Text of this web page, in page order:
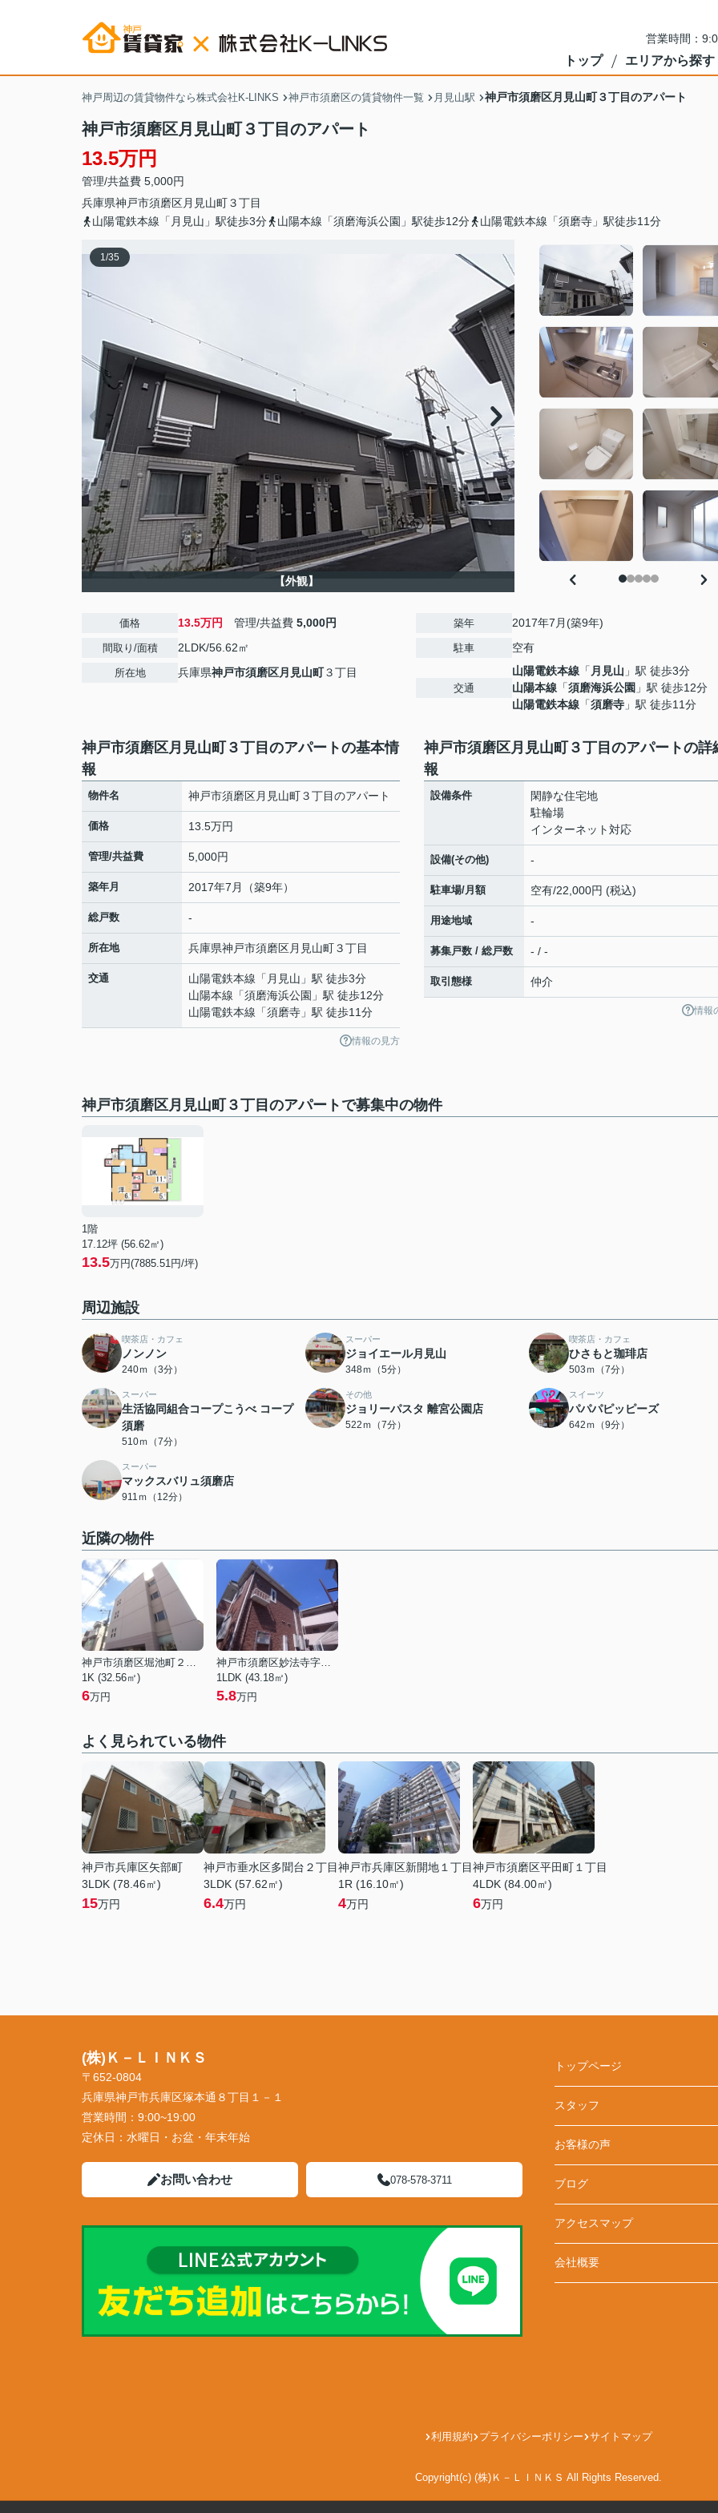
営業時間：
トップ エリアから探す
神戸周辺の賃貸物件なら株式会社K-LINKS 神戸市須磨区の賃貸物件一覧 月見山駅 神戸市須磨区月見山町３丁目のアパート
神戸市須磨区月見山町３丁目のアパート
13.5万円
管理/共益費 5,000円
兵庫県神戸市須磨区月見山町３丁目
山陽電鉄本線「月見山」駅徒歩3分
山陽本線「須磨海浜公園」駅徒歩12分 山陽電鉄本線「須磨寺」駅徒歩11分
1/35
【外観】
価格 13.5万円 管理/共益費 5,000円
間取り/面積 2LDK/56.62㎡
所在地 兵庫県神戸市須磨区月見山町３丁目
築年 2017年7月(築9年)
駐車 空有
交通
山陽電鉄本線 「 月見山 」駅 徒歩3分
山陽本線 「須磨海浜公園 」駅 徒歩12分
山陽電鉄本線 「須磨寺 」駅 徒歩11分
神戸市須磨区月見山町３丁目のアパートの基本情
報
物件名 神戸市須磨区月見山町３丁目のアパート
価格 13.5万円
管理/共益費 5,000円
築年月 2017年7月（築9年）
総戸数 -
所在地 兵庫県神戸市須磨区月見山町３丁目
交通 山陽電鉄本線 「 月見山 」駅 徒歩3分
山陽本線 「須磨海浜公園 」駅 徒歩12分
山陽電鉄本線 「須磨寺 」駅 徒歩11分
情報の見方
神戸市須磨区月見山町３丁目のアパートの詳
報
設備条件
閑静な住宅地
駐輪場
インターネット対応
設備(その他) -
駐車場/月額 空有/22,000円 (税込)
用途地域 -
募集戸数 / 総戸数 - / -
取引態様 仲介
情報
神戸市須磨区月見山町３丁目のアパートで募集中の物件
1階
17.12坪 (56.62㎡)
13.5万円(7885.51円/坪)
周辺施設
喫茶店・カフェ
ノンノン
240ｍ（3分）
スーパー
ジョイエール月見山
348ｍ（5分）
喫茶店・カフェ
ひさもと珈琲店
503ｍ（7分）
スーパー
生活協同組合コープこうべ コープ
須磨
510ｍ（7分）
その他
ジョリーパスタ 離宮公園店
522ｍ（7分）
スイーツ
パパパピッピーズ
642ｍ（9分）
スーパー
マックスバリュ須磨店
911ｍ（12分）
近隣の物件
神戸市須磨区堀池町２丁目
1K (32.56㎡)
6万円
神戸市須磨区妙法寺字谷野
1LDK (43.18㎡)
5.8万円
よく見られている物件
神戸市兵庫区矢部町
3LDK (78.46㎡)
15万円
神戸市垂水区多聞台２丁目
3LDK (57.62㎡)
6.4万円
神戸市兵庫区新開地１丁目
1R (16.10㎡)
4万円
神戸市須磨区平田町１丁目
4LDK (84.00㎡)
6万円
(株)Ｋ－ＬＩＮＫＳ
〒652-0804
兵庫県神戸市兵庫区塚本通８丁目１－１
営業時間： 9:00~19:00
定休日： 水曜日・お盆・年末年始
お問い合わせ 078-578-3711
トップページ
スタッフ
お客様の声
ブログ
アクセスマップ
会社概要
利用規約 プライバシーポリシー サイトマップ
Copyright(c) (株)Ｋ－ＬＩＮＫＳ All Rights Reserved.